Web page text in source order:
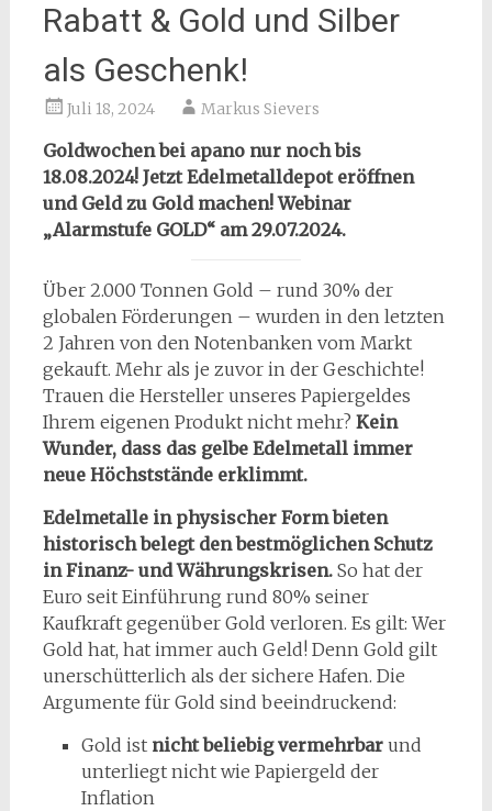
Rabatt & Gold und Silber
als Geschenk!
Juli 18, 2024 Markus Sievers
Goldwochen bei apano nur noch bis
18.08.2024! Jetzt Edelmetalldepot eröffnen
und Geld zu Gold machen! Webinar
„Alarmstufe GOLD“ am 29.07.2024.
Über 2.000 Tonnen Gold – rund 30% der
globalen Förderungen – wurden in den letzten
2 Jahren von den Notenbanken vom Markt
gekauft. Mehr als je zuvor in der Geschichte!
Trauen die Hersteller unseres Papiergeldes
Ihrem eigenen Produkt nicht mehr? Kein
Wunder, dass das gelbe Edelmetall immer
neue Höchststände erklimmt.
Edelmetalle in physischer Form bieten
historisch belegt den bestmöglichen Schutz
in Finanz- und Währungskrisen. So hat der
Euro seit Einführung rund 80% seiner
Kaufkraft gegenüber Gold verloren. Es gilt: Wer
Gold hat, hat immer auch Geld! Denn Gold gilt
unerschütterlich als der sichere Hafen. Die
Argumente für Gold sind beeindruckend:
Gold ist nicht beliebig vermehrbarund
unterliegt nicht wie Papiergeld der
Inflation